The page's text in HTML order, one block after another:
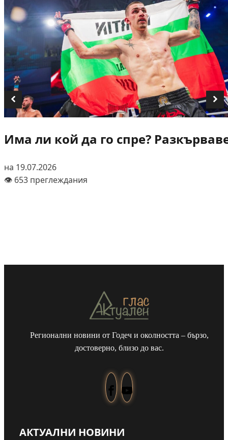
Има ли кой да го спре?
на 19.07.2026
👁️ 653 преглеждания
Регионални новини от Годеч и околността – бързо,
достоверно, близо до вас.
АКТУАЛНИ НОВИНИ